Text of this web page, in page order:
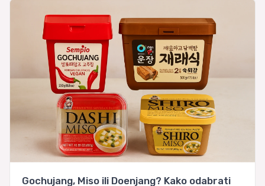
Gochujang, Miso ili Doenjang? Kako odabrati